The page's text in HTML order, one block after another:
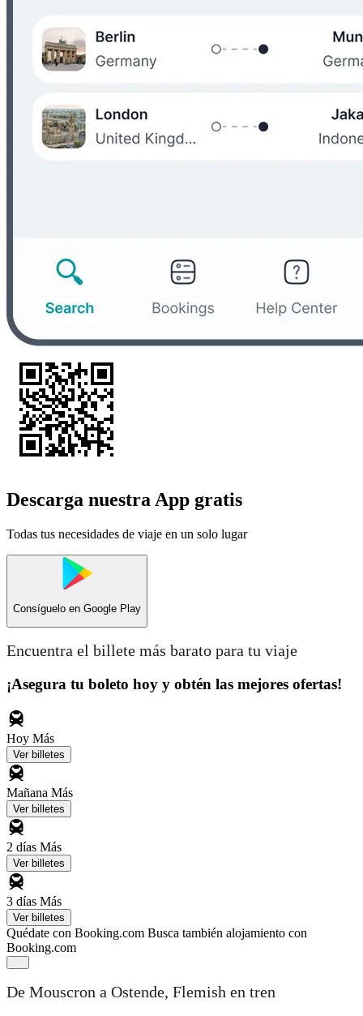
Descarga nuestra App gratis
Todas tus necesidades de viaje en un solo lugar
Consíguelo en Google Play
Encuentra el billete más barato para tu viaje
¡Asegura tu boleto hoy y obtén las mejores ofertas!
Hoy Más
Ver billetes
Mañana Más
Ver billetes
2 días Más
Ver billetes
3 días Más
Ver billetes
Quédate con Booking.com Busca también alojamiento con
Booking.com
De Mouscron a Ostende, Flemish en tren